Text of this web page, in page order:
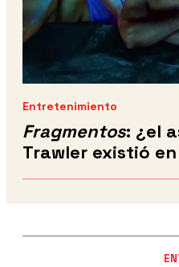
Entretenimiento
Fragmentos: ¿el
Trawler existió